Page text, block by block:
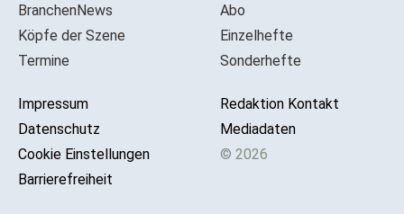
BranchenNews
Köpfe der Szene
Termine
Impressum
Datenschutz
Cookie Einstellungen
Barrierefreiheit
Abo
Einzelhefte
Sonderhefte
Redaktion Kontakt
Mediadaten
© 2026